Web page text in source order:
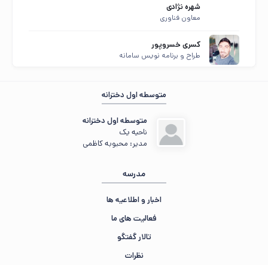
«آسایش دو گیتی تفسیر این دو حرف است...»
شهره نژادی
معاون فناوری
کسری خسروپور
طراح و برنامه نویس سامانه
متوسطه اول دخترانه
متوسطه اول دخترانه
ناحیه یک
مدیر: محبوبه کاظمی
مدرسه
اخبار و اطلاعیه ها
فعالیت های ما
تالار گفتگو
نظرات